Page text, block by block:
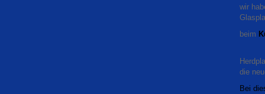
wir
beim
die
Bei